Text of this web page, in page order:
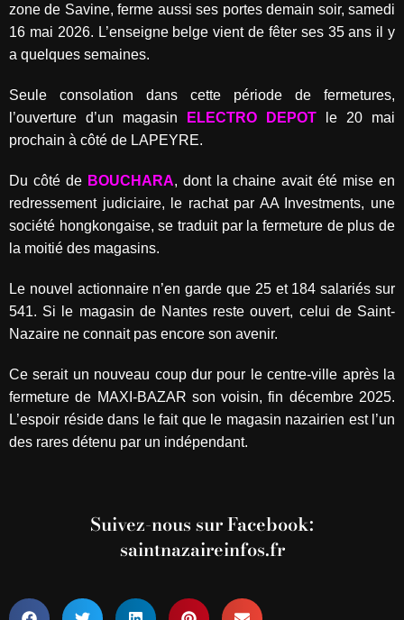
zone de Savine, ferme aussi ses portes demain soir, samedi
16 mai 2026. L’enseigne belge vient de fêter ses 35 ans il y
a quelques semaines.
Seule consolation dans cette période de fermetures,
l’ouverture d’un magasin
ELECTRO DEPOT le 20 mai
prochain à côté de LAPEYRE.
Du côté de BOUCHARA, dont la chaine avait été mise en
redressement judiciaire, le rachat par AA Investments, une
société hongkongaise, se traduit par la fermeture de plus de
la moitié des magasins.
Le nouvel actionnaire n’en garde que 25 et 184 salariés sur
541. Si le magasin de Nantes reste ouvert, celui de Saint-
Nazaire ne connait pas encore son avenir.
Ce serait un nouveau coup dur pour le centre-ville après la
fermeture de MAXI-BAZAR son voisin, fin décembre 2025.
L’espoir réside dans le fait que le magasin nazairien est l’un
des rares détenu par un indépendant.
Suivez-nous sur Facebook:
saintnazaireinfos.fr